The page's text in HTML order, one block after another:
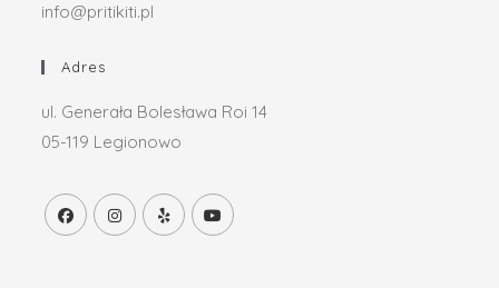
info@pritikiti.pl
Adres
ul. Generała Bolesława Roi 14
05-119 Legionowo